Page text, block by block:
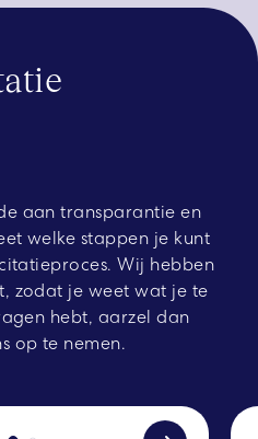
aan transparantie en
welke stappen je kunt
Wij hebben
zodat je weet wat je te
hebt, aarzel dan
op te nemen.